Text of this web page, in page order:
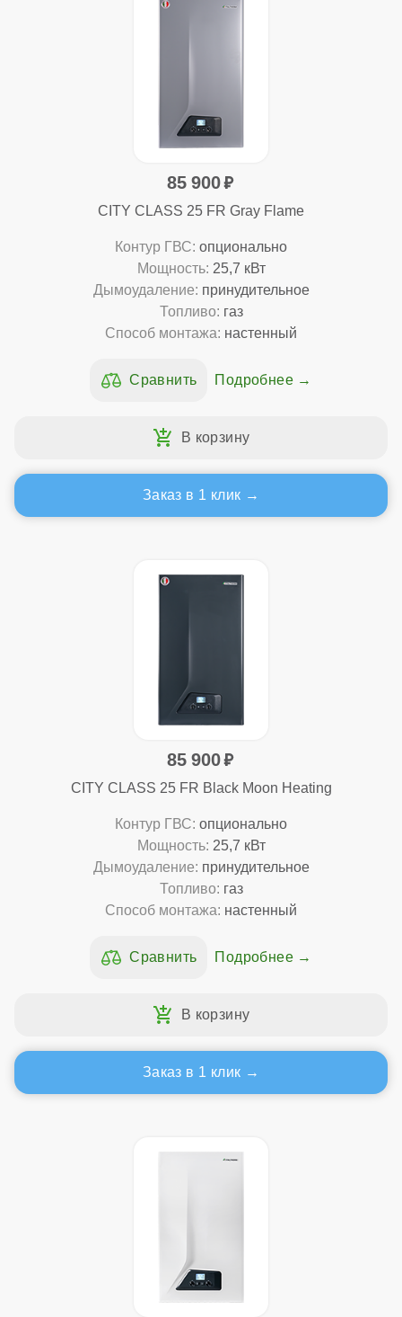
85 900
CITY CLASS 25 FR Gray Flame
Контур ГВС: опционально
Мощность: 25,7 кВт
Дымоудаление: принудительное
Топливо: газ
Способ монтажа: настенный
Подробнее
Заказ в 1 клик
85 900
CITY CLASS 25 FR Black Moon Heating
Контур ГВС: опционально
Мощность: 25,7 кВт
Дымоудаление: принудительное
Топливо: газ
Способ монтажа: настенный
Подробнее
Заказ в 1 клик